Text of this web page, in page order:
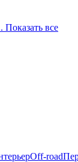
Показать все
Off-road